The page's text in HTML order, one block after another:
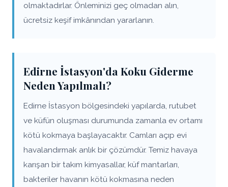
olmaktadırlar. Önleminizi geç olmadan alın,
ücretsiz keşif imkânından yararlanın.
Edirne İstasyon'da Koku Giderme
Neden Yapılmalı?
Edirne İstasyon bölgesindeki yapılarda, rutubet
ve küfün oluşması durumunda zamanla ev ortamı
kötü kokmaya başlayacaktır. Camları açıp evi
havalandırmak anlık bir çözümdür. Temiz havaya
karışan bir takım kimyasallar, küf mantarları,
bakteriler havanın kötü kokmasına neden